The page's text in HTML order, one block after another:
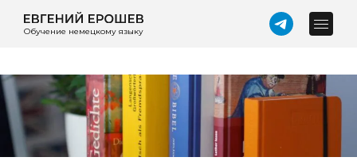
Обучение немецкому языку